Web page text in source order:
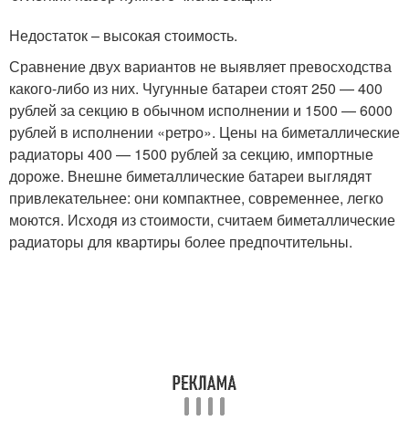
Недостаток – высокая стоимость.
Сравнение двух вариантов не выявляет превосходства
какого-либо из них. Чугунные батареи стоят 250 — 400
рублей за секцию в обычном исполнении и 1500 — 6000
рублей в исполнении «ретро». Цены на биметаллические
радиаторы 400 — 1500 рублей за секцию, импортные
дороже. Внешне биметаллические батареи выглядят
привлекательнее: они компактнее, современнее, легко
моются. Исходя из стоимости, считаем биметаллические
радиаторы для квартиры более предпочтительны.